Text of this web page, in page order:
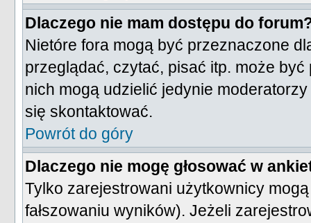
Dlaczego nie mam dostępu do
Nietóre fora mogą być przeznaczone
przeglądać, czytać, pisać itp. może
nich mogą udzielić jedynie
się skontaktować.
Powrót do góry
Dlaczego nie mogę głosować w
Tylko zarejestrowani użytkownicy
fałszowaniu wyników). Jeżeli